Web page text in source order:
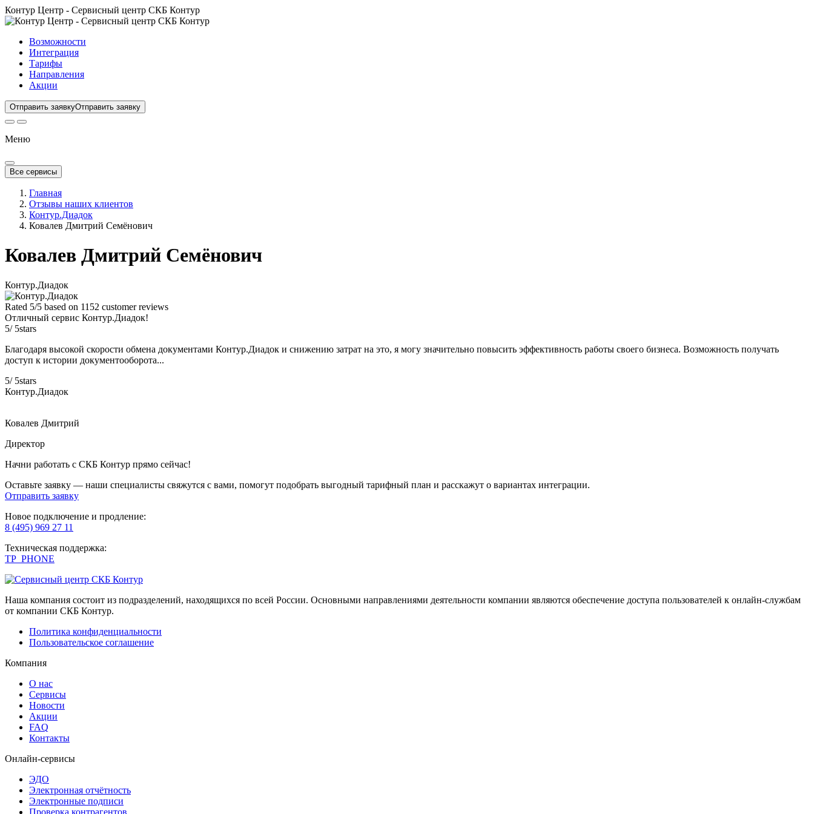
Контур Центр - Сервисный центр СКБ Контур
Возможности
Интеграция
Тарифы
Направления
Акции
Отправить заявкуОтправить заявку
Меню
Все сервисы
Главная
Отзывы наших клиентов
Контур.Диадок
Ковалев Дмитрий Семёнович
Ковалев Дмитрий Семёнович
Контур.Диадок
Rated 5/5 based on 1152 customer reviews
Отличный сервис Контур.Диадок!
5/ 5stars
Благодаря высокой скорости обмена документами Контур.Диадок и снижению затрат на это, я могу значительно повысить эффективность работы своего бизнеса. Возможность получать
доступ к истории документооборота...
5/ 5stars
Контур.Диадок
Ковалев Дмитрий
Директор
Навигация
по
записям
Начни работать с СКБ Контур прямо сейчас!
Оставьте заявку — наши специалисты свяжутся с вами, помогут подобрать выгодный тарифный план и расскажут о вариантах интеграции.
Отправить заявку
Новое подключение и продление:
8 (495) 969 27 11
Техническая поддержка:
TP_PHONE
Наша компания состоит из подразделений, находящихся по всей России. Основными направлениями деятельности компании являются обеспечение доступа пользователей к онлайн-службам
от компании СКБ Контур.
Политика конфиденциальности
Пользовательское соглашение
Компания
О нас
Сервисы
Новости
Акции
FAQ
Контакты
Онлайн-сервисы
ЭДО
Электронная отчётность
Электронные подписи
Проверка контрагентов